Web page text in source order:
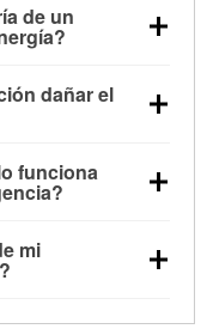
de un
un tiempo
el vehículo
para
dañar el
y pueden
provocar una
funciona
porque son
y más
mi